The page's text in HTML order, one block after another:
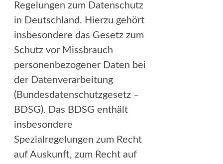
Regelungen zum Datenschutz
in Deutschland. Hierzu gehört
insbesondere das Gesetz zum
Schutz vor Missbrauch
personenbezogener Daten bei
der Datenverarbeitung
(Bundesdatenschutzgesetz –
BDSG). Das BDSG enthält
insbesondere
Spezialregelungen zum Recht
auf Auskunft, zum Recht auf